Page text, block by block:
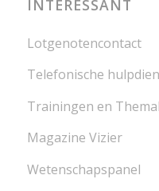
INTERESSANT
Lotgenotencontact
Telefonische
Trainingen en
Magazine Vizier
Wetenschapspanel